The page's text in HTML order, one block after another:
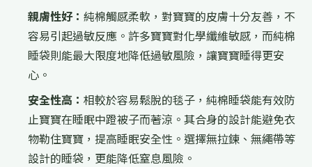
親膚性好： 純棉觸感柔軟，對寶寶的皮膚十分友善，不
容易引起過敏反應。許多寶寶對化學纖維敏感，而純棉
睡袋則能最大限度地降低過敏風險，讓寶寶睡得更安
心。
安全性高： 相較於容易鬆脫的毯子，純棉睡袋能有效防
止寶寶在睡眠中蹬被子而著涼。其合身的設計能避免衣
物勒住寶寶，提高睡眠安全性。選擇無拉鍊、無繩帶等
設計的睡袋，更能降低窒息風險。